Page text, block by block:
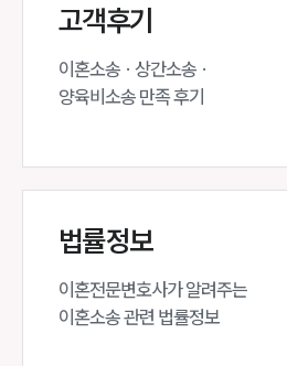
고객후기
이혼소송 · 상간소송 ·
양육비소송 만족 후기
법률정보
이혼전문변호사가 알려주는
이혼소송 관련 법률정보